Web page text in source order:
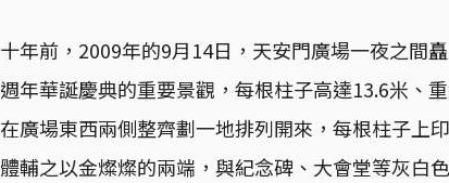
十年前，2009年的9月14日，天安門廣場一夜之間
週年華誕慶典的重要景觀，每根柱子高達13.6米、
在廣場東西兩側整齊劃一地排列開來，每根柱子上
體輔之以金燦燦的兩端，與紀念碑、大會堂等灰白